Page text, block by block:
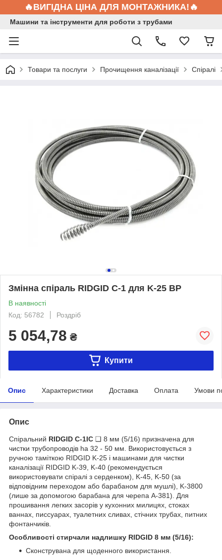
🔥ВИГІДНА ЦІНА ДЛЯ МОНТАЖНИКА!🔥
Машини та інструменти для роботи з трубами
Товари та послуги Прочищення каналізації Спіралі
Змінна спіраль RIDGID C-1 для K-25 BP
В наявності
Код: 56782
Роздріб
5 054,78 ₴
Купити
Опис Характеристики Доставка Оплата Умови
Опис
Спіральний RIDGID C-1IC ❑ 8 мм (5/16) призначена для
чистки трубопроводів ha 32 - 50 мм. Використовується з
ручною таміткою RIDGID K-25 і машинами для чистки
каналізації RIDGID K-39, K-40 (рекомендується
використовувати спіралі з серденком), K-45, K-50 (за
відповідним переходом або барабаном для мушлі), K-3800
(лише за допомогою барабана для черепа A-381). Для
прошивання легких засорів у кухонних милицях, стоках
ваннах, писсуарах, туалетних сливах, стічних трубах, питних
фонтанчиків.
Особливості стирчали надлишку RIDGID 8 мм (5/16):
Сконструвана для щоденного використання.